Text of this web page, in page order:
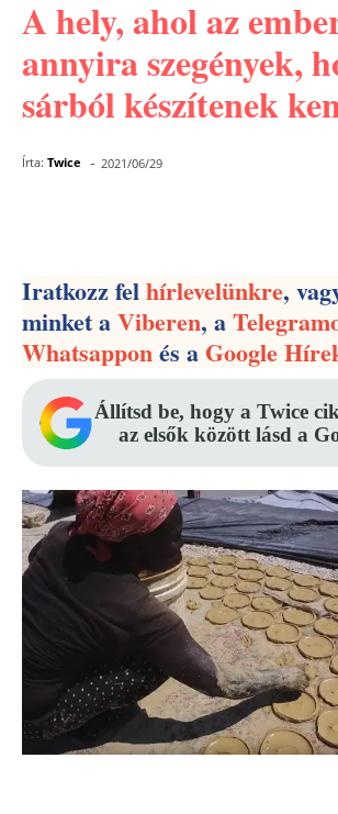
A hely, ahol az
annyira szegények,
sárból készítenek
Írta: Twice - 2021/06/29
Iratkozz felhírlevelünkre,
minket aViberen, a
Whatsapponés aGoogle
Állítsd be, hogy a Twice
az elsők között lásd a